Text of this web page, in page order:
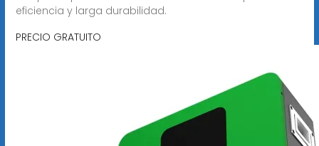
eficiencia y larga durabilidad.
PRECIO GRATUITO